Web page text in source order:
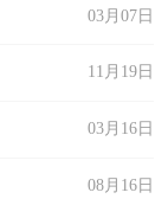
03月07日
11月19日
03月16日
08月16日